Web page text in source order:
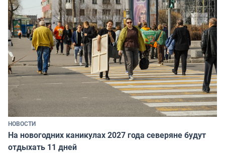
НОВОСТИ
На новогодних каникулах 2027 года северяне будут
отдыхать 11 дней